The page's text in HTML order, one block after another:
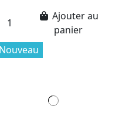
Ajouter au
panier
Nouveau